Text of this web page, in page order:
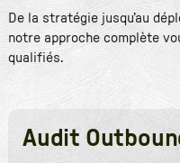
De la stratégie jusqu’au
notre approche complète
qualifiés.
Audit